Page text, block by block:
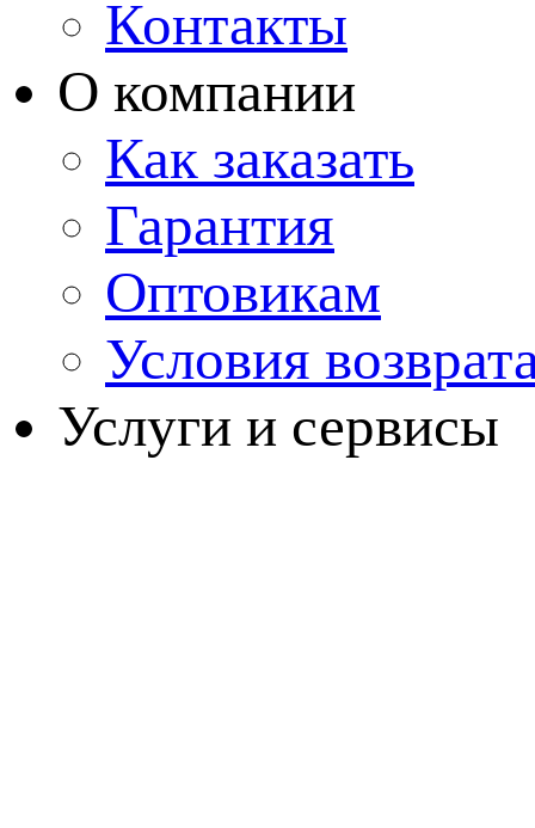
Контакты
О компании
Как заказать
Гарантия
Оптовикам
Условия
Услуги и сервисы